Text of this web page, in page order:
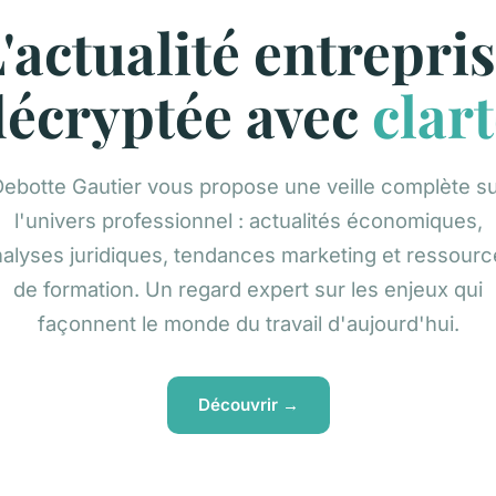
avec
Gautier vous propose une veille complète
l'univers professionnel : actualités économiques,
juridiques, tendances marketing et
de formation. Un regard expert sur les enjeux qui
façonnent le monde du travail d'aujourd'hui.
Découvrir →